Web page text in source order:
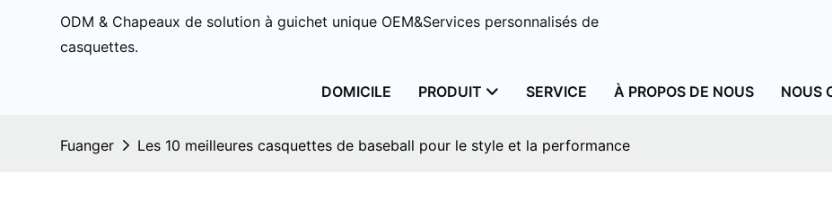
ODM & Chapeaux de solution à guichet unique OEM&Services personnalisés de
casquettes.
DOMICILE PRODUIT SERVICE À PROPOS DE NOUS NOUS
Fuanger Les 10 meilleures casquettes de baseball pour le style et la performance